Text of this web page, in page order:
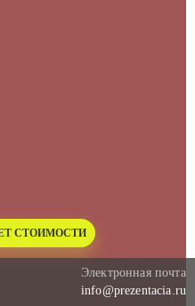
СТОИМОСТИ
Электронная почта
info@prezentacia.ru